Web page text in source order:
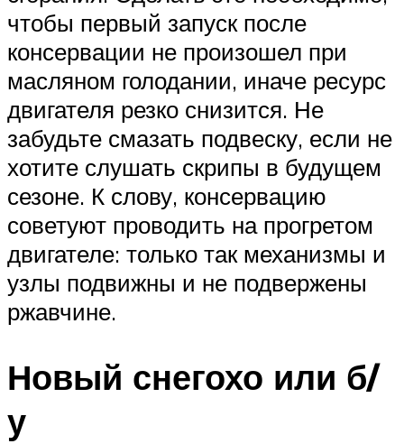
чтобы первый запуск после
консервации не произошел при
масляном голодании, иначе ресурс
двигателя резко снизится. Не
забудьте смазать подвеску, если не
хотите слушать скрипы в будущем
сезоне. К слову, консервацию
советуют проводить на прогретом
двигателе: только так механизмы и
узлы подвижны и не подвержены
ржавчине.
Новый снегохо или б/
у